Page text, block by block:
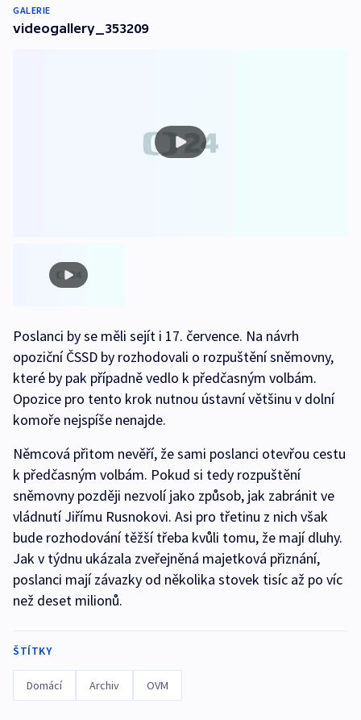
GALERIE
videogallery_353209
Poslanci by se měli sejít i 17. července. Na návrh
opoziční ČSSD by rozhodovali o rozpuštění sněmovny,
které by pak případně vedlo k předčasným volbám.
Opozice pro tento krok nutnou ústavní většinu v dolní
komoře nejspíše nenajde.
Němcová přitom nevěří, že sami poslanci otevřou cestu
k předčasným volbám. Pokud si tedy rozpuštění
sněmovny později nezvolí jako způsob, jak zabránit ve
vládnutí Jiřímu Rusnokovi. Asi pro třetinu z nich však
bude rozhodování těžší třeba kvůli tomu, že mají dluhy.
Jak v týdnu ukázala zveřejněná majetková přiznání,
poslanci mají závazky od několika stovek tisíc až po víc
než deset milionů.
ŠTÍTKY
Domácí Archiv OVM